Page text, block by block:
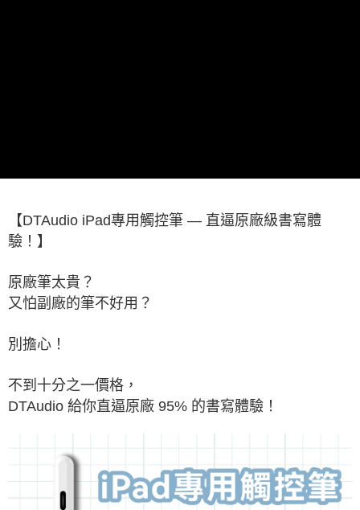
【DTAudio iPad專用觸控筆 — 直逼原廠級書寫體
驗！】
原廠筆太貴？
又怕副廠的筆不好用？
別擔心！
不到十分之一價格，
DTAudio 給你直逼原廠 95% 的書寫體驗！